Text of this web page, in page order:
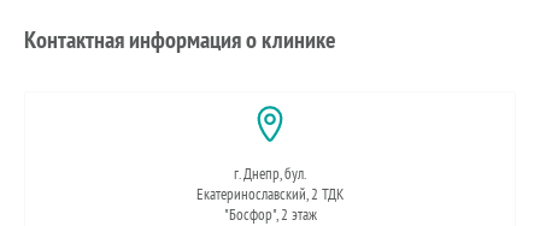
Контактная информация о клинике
г. Днепр, бул.
Екатеринославский, 2 ТДК
"Босфор", 2 этаж